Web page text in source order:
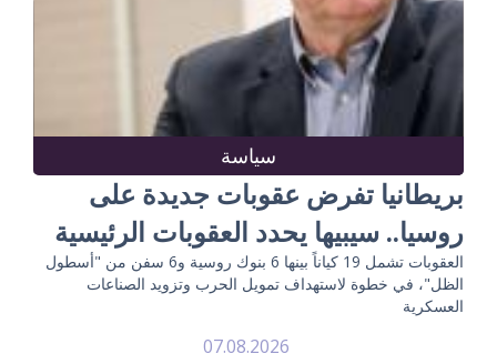
سياسة
بريطانيا تفرض عقوبات جديدة على
روسيا.. سيبيها يحدد العقوبات الرئيسية
العقوبات تشمل 19 كياناً بينها 6 بنوك روسية و6 سفن من "أسطول
الظل"، في خطوة لاستهداف تمويل الحرب وتزويد الصناعات
العسكرية
07.08.2026